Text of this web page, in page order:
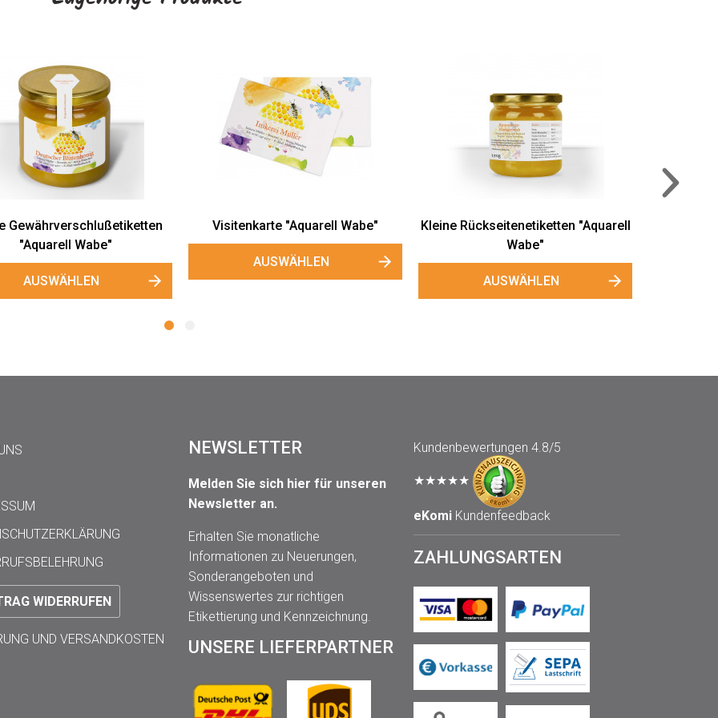
Rückseitenetiketten "Aquarell
Wabe"
AUSWÄHLEN
Geschenkanhänger &
Anhängerkarten "Aquarell Wabe"
AUSWÄHLEN
Frischesiegel "Aquarellbiene"
AUSWÄHLEN
WIDERRUFEN
UND VERSANDKOSTEN
NEWSLETTER
Melden Sie sich hier für unseren
Newsletter an.
Erhalten Sie monatliche
Informationen zu Neuerungen,
Sonderangeboten und
Wissenswertes zur richtigen
Etikettierung und Kennzeichnung.
UNSERE LIEFERPARTNER
Kundenbewertungen 4.8/5
★★★★★
eKomiKundenfeedback
ZAHLUNGSARTEN